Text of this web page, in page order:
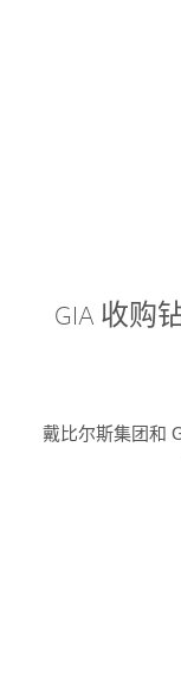
GIA 收购
戴比尔斯集团和